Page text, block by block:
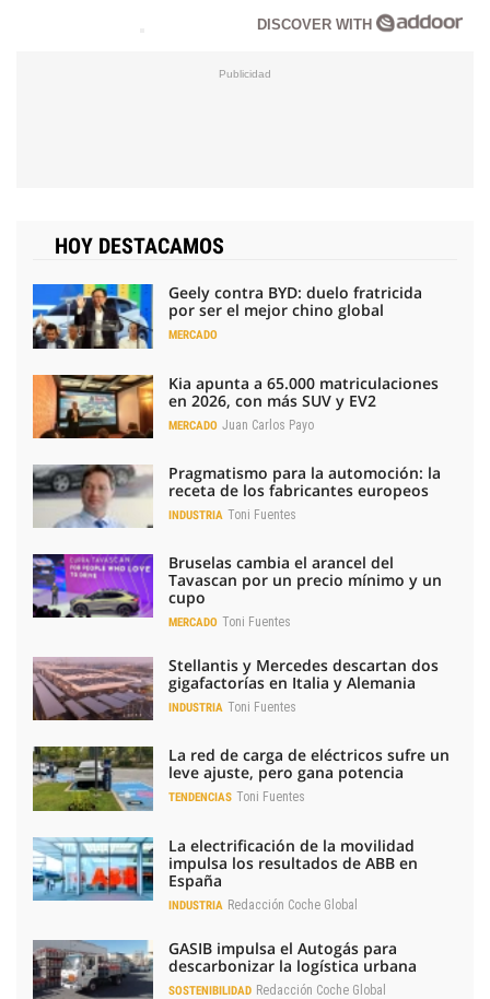
DISCOVER WITH
HOY DESTACAMOS
Geely contra BYD: duelo fratricida
por ser el mejor chino global
MERCADO
Kia apunta a 65.000 matriculaciones
en 2026, con más SUV y EV2
MERCADO Juan Carlos Payo
Pragmatismo para la automoción: la
receta de los fabricantes europeos
INDUSTRIA Toni Fuentes
Bruselas cambia el arancel del
Tavascan por un precio mínimo y un
cupo
MERCADO Toni Fuentes
Stellantis y Mercedes descartan dos
gigafactorías en Italia y Alemania
INDUSTRIA Toni Fuentes
La red de carga de eléctricos sufre un
leve ajuste, pero gana potencia
TENDENCIAS Toni Fuentes
La electrificación de la movilidad
impulsa los resultados de ABB en
España
INDUSTRIA Redacción Coche Global
GASIB impulsa el Autogás para
descarbonizar la logística urbana
SOSTENIBILIDAD Redacción Coche Global